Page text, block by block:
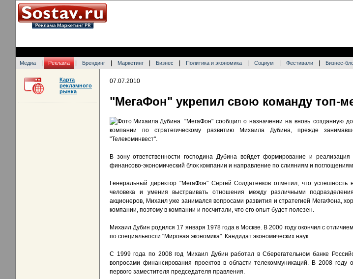
Медиа Реклама Брендинг Маркетинг Бизнес Политика и экономика Социум Фестивали Бизнес-
07.07.2010
"МегаФон" укрепил свою команду топ-
"МегаФон" сообщил о назначении на вновь созданную
компании по стратегическому развитию Михаила Дубина, прежде
"Телекоминвест".
В зону ответственности господина Дубина войдет формирование и
финансово-экономический блок компании и направление по слияниям и
Генеральный директор "МегаФон" Сергей Солдатенков отметил, что успешность
человека и умения выстраивать отношения между различными
акционеров, Михаил уже занимался вопросами развития и стратегией МегаФона,
компании, поэтому в компании и посчитали, что его опыт будет полезен.
Михаил Дубин родился 17 января 1978 года в Москве. В 2000 году окончил с
по специальности "Мировая экономика". Кандидат экономических наук.
С 1999 года по 2008 год Михаил Дубин работал в Сберегательном банке
вопросами финансирования проектов в области телекоммуникаций. В 2008
первого заместителя председателя правления.
Карта
рекламного
рынка